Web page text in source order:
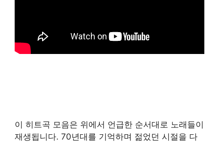
이 히트곡 모음은 위에서 언급한 순서대로 노래들이
재생됩니다. 70년대를 기억하며 젊었던 시절을 다